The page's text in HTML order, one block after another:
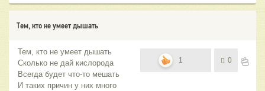
Тем, кто не умеет дышать
Тем, кто не умеет дышать
Сколько не дай кислорода
Всегда будет что-то мешать
И таких причин у них много
1 0